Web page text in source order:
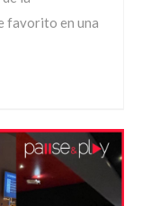
favorito en una